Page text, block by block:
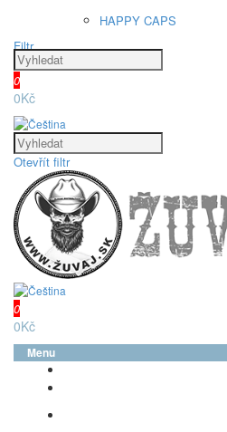
HAPPY CAPS
Filtr
0
0Kč
Otevřít filtr
0
0Kč
Menu